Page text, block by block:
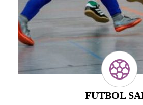
FUTBOL